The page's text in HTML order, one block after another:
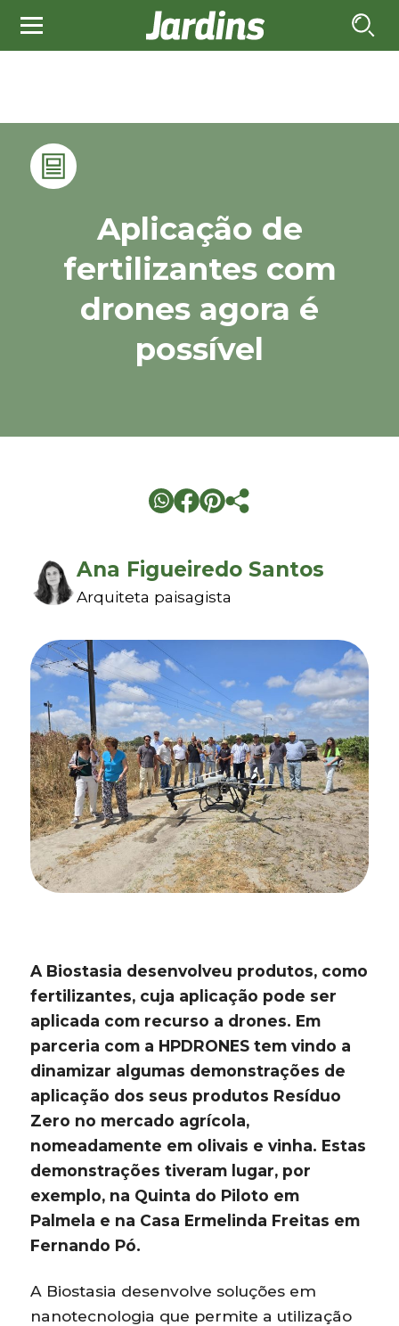
Aplicação de
fertilizantes com
drones agora é
possível
Ana Figueiredo Santos
Arquiteta paisagista
A Biostasia desenvolveu produtos, como
fertilizantes, cuja aplicação pode ser
aplicada com recurso a drones. Em
parceria com a HPDRONES tem vindo a
dinamizar algumas demonstrações de
aplicação dos seus produtos Resíduo
Zero no mercado agrícola,
nomeadamente em olivais e vinha. Estas
demonstrações tiveram lugar, por
exemplo, na Quinta do Piloto em
Palmela e na Casa Ermelinda Freitas em
Fernando Pó.
A Biostasia desenvolve soluções em
nanotecnologia que permite a utilização